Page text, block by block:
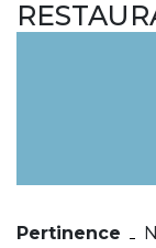
Pertinence